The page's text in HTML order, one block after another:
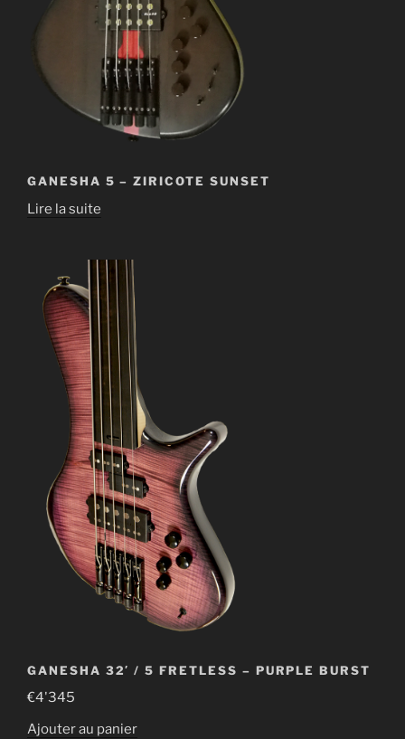
GANESHA 5 – ZIRICOTE SUNSET
Lire la suite
GANESHA 32′ / 5 FRETLESS – PURPLE BURST
€4'345
Ajouter au panier